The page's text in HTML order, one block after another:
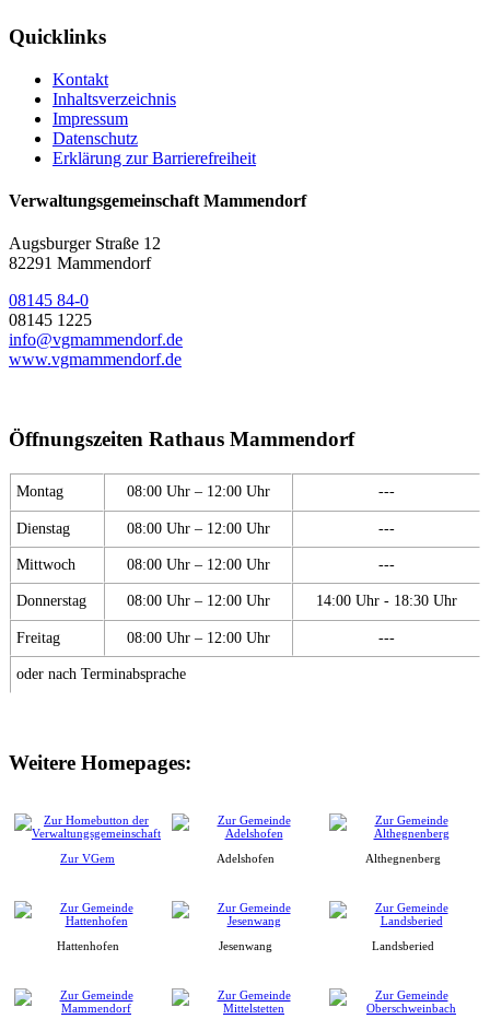
Quicklinks
Kontakt
Inhaltsverzeichnis
Impressum
Datenschutz
Erklärung zur Barrierefreiheit
Verwaltungsgemeinschaft Mammendorf
Augsburger Straße 12
82291 Mammendorf
08145 84-0
08145 1225
info@vgmammendorf.de
www.vgmammendorf.de
Öffnungszeiten Rathaus Mammendorf
Montag 08:00 Uhr – 12:00 Uhr ---
Dienstag 08:00 Uhr – 12:00 Uhr ---
Mittwoch 08:00 Uhr – 12:00 Uhr ---
Donnerstag 08:00 Uhr – 12:00 Uhr 14:00 Uhr - 18:30 Uhr
Freitag 08:00 Uhr – 12:00 Uhr ---
oder nach Terminabsprache
Weitere Homepages:
Zur VGem Adelshofen Althegnenberg
Hattenhofen Jesenwang Landsberied